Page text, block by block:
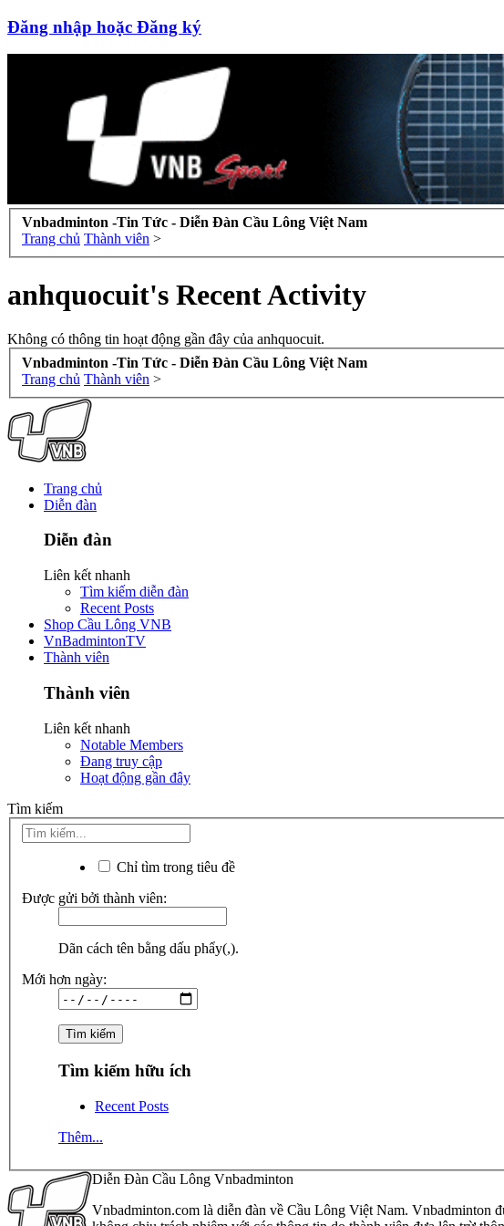
Đăng nhập hoặc Đăng ký
Vnbadminton -Tin Tức - Diễn Đàn Cầu Lông Việt Nam
Trang chủ Thành viên >
anhquocuit's Recent Activity
Không có thông tin hoạt động gần đây của anhquocuit.
Vnbadminton -Tin Tức - Diễn Đàn Cầu Lông Việt Nam
Trang chủ Thành viên >
Trang chủ
Diễn đàn
Diễn đàn
Liên kết nhanh
Tìm kiếm diễn đàn
Recent Posts
Shop Cầu Lông VNB
VnBadmintonTV
Thành viên
Thành viên
Liên kết nhanh
Notable Members
Đang truy cập
Hoạt động gần đây
Tìm kiếm
Chỉ tìm trong tiêu đề
Được gửi bởi thành viên:
Dãn cách tên bằng dấu phẩy(,).
Mới hơn ngày:
Tìm kiếm hữu ích
Recent Posts
Thêm...
Diễn Đàn Cầu Lông Vnbadminton
Vnbadminton.com là diễn đàn về Cầu Lông Việt Nam. Vnbadminton